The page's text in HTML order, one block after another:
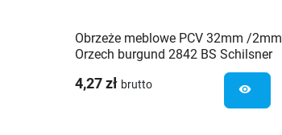
Obrzeże meblowe PCV 32mm /2mm
Orzech burgund 2842 BS Schilsner
4,27 zł brutto visibility